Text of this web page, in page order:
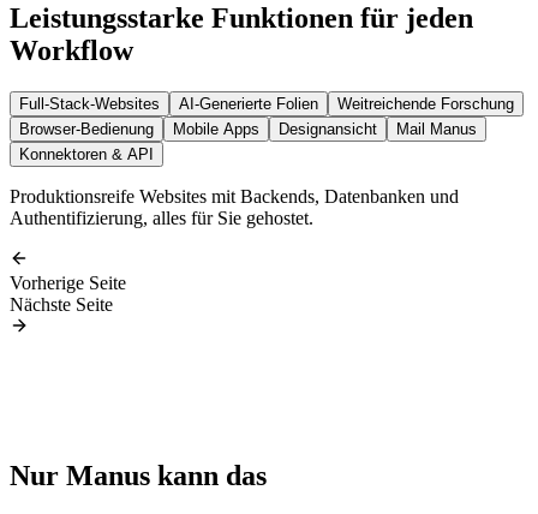
Leistungsstarke Funktionen für jeden
Workflow
Full-Stack-Websites AI-Generierte Folien
Weitreichende Forschung
Browser-Bedienung
Mobile Apps Designansicht
Mail Manus
Konnektoren & API
Produktionsreife Websites mit Backends, Datenbanken und
Authentifizierung, alles für Sie gehostet.
Vorherige Seite
Nächste Seite
Nur Manus kann das